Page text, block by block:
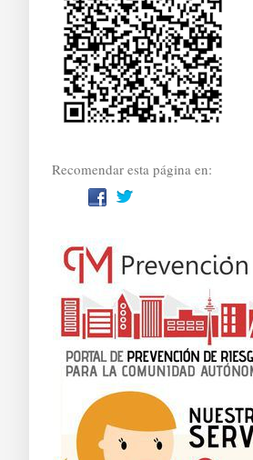
Recomendar esta página en: